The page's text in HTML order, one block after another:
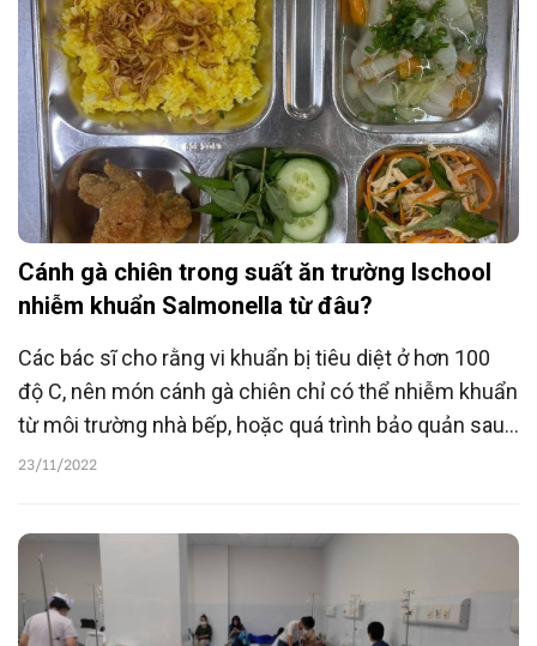
Cánh gà chiên trong suất ăn trường Ischool
nhiễm khuẩn Salmonella từ đâu?
Các bác sĩ cho rằng vi khuẩn bị tiêu diệt ở hơn 100
độ C, nên món cánh gà chiên chỉ có thể nhiễm khuẩn
từ môi trường nhà bếp, hoặc quá trình bảo quản sau
chế biến.
23/11/2022